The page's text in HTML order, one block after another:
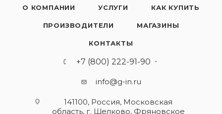
О КОМПАНИИ УСЛУГИ КАК КУПИТЬ
ПРОИЗВОДИТЕЛИ МАГАЗИНЫ
КОНТАКТЫ
+7 (800) 222-91-90
info@g-in.ru
141100, Россия, Московская
область, г. Щелково, Фряновское